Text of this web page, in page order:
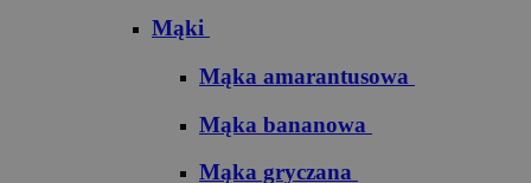
Mąki
Mąka amarantusowa
Mąka bananowa
Mąka gryczana